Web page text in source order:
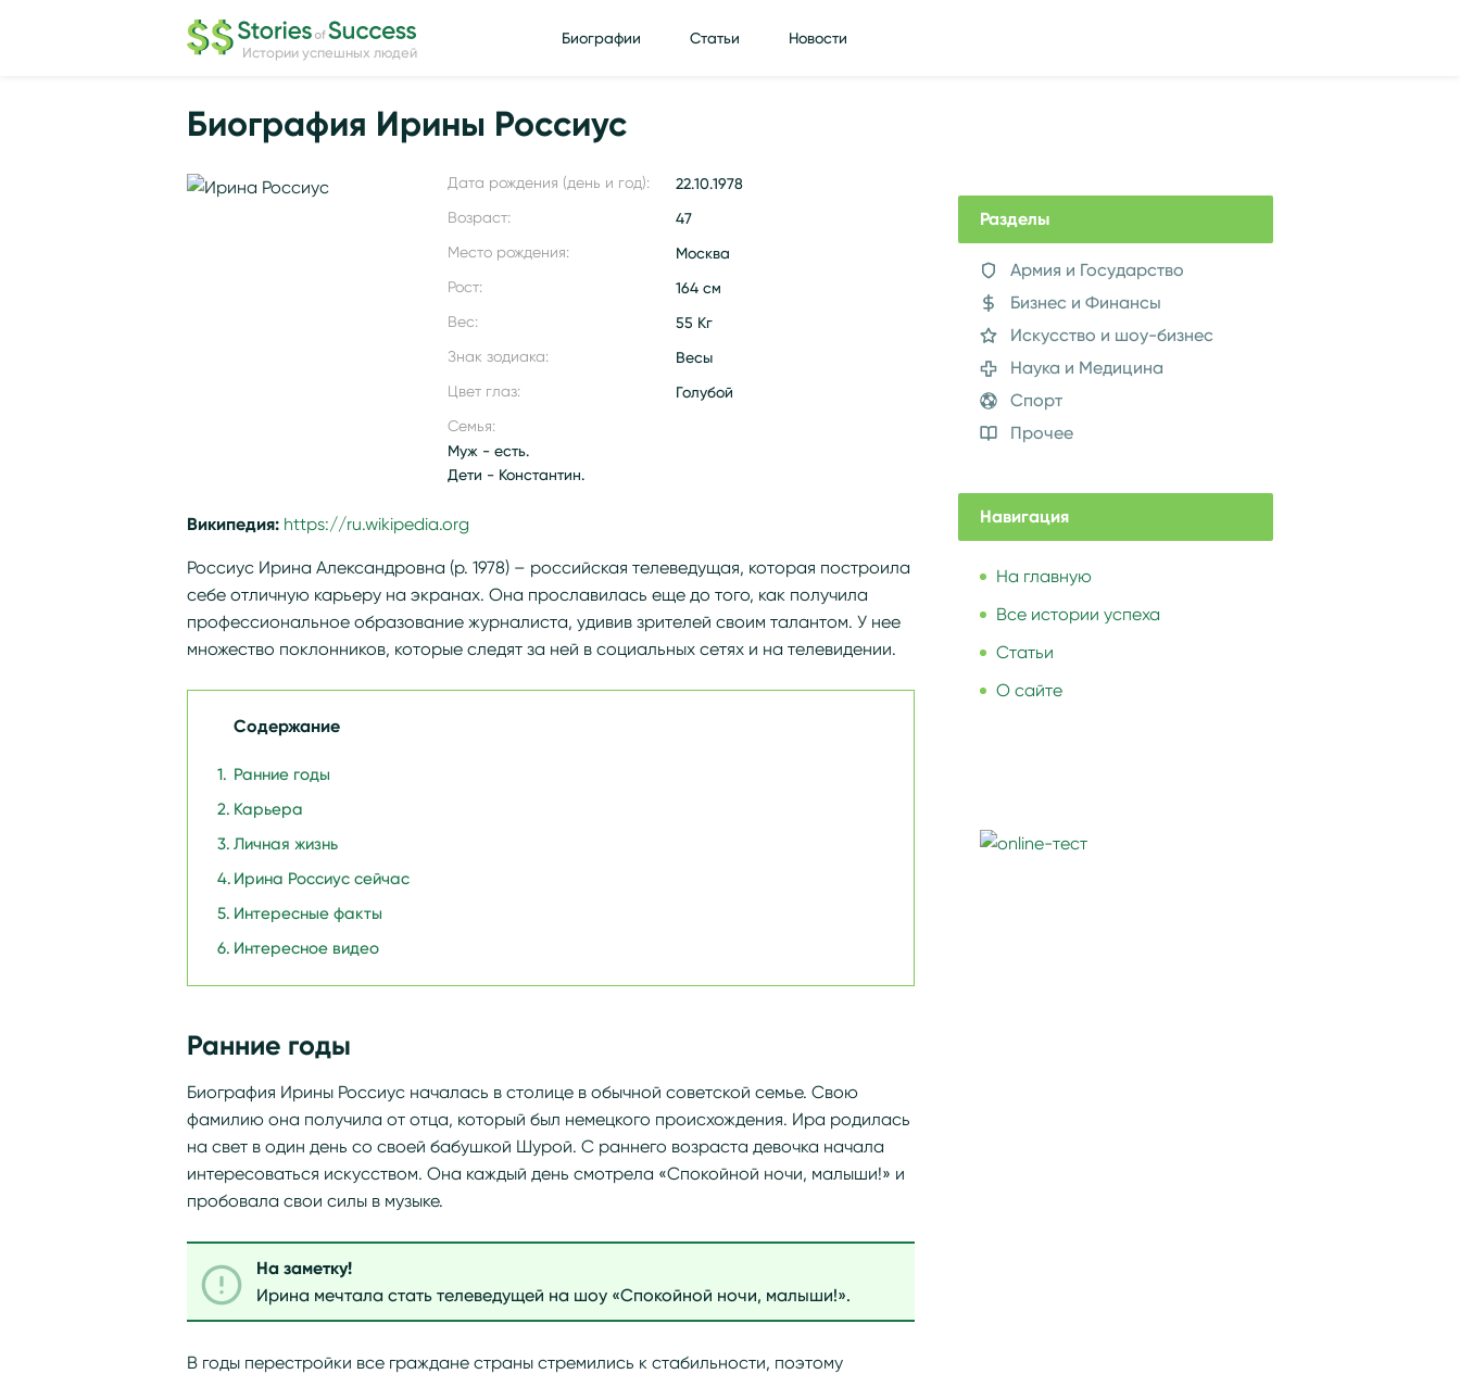
Истории успешных людей
Биографии Статьи Новости
Биография Ирины Россиус
Дата рождения (день и год): 22.10.1978
Возраст: 47
Место рождения: Москва
Рост: 164 см
Вес: 55 Кг
Знак зодиака: Весы
Цвет глаз: Голубой
Семья:
Муж - есть.
Дети - Константин.
Википедия: https://ru.wikipedia.org/wiki/Россиус,_Ирина_Александровна
Россиус Ирина Александровна (р. 1978) – российская телеведущая, которая построила
себе отличную карьеру на экранах. Она прославилась еще до того, как получила
профессиональное образование журналиста, удивив зрителей своим талантом. У нее
множество поклонников, которые следят за ней в социальных сетях и на телевидении.
Содержание
Ранние годы
Карьера
Личная жизнь
Ирина Россиус сейчас
Интересные факты
Интересное видео
Ранние годы
Биография Ирины Россиус началась в столице в обычной советской семье. Свою
фамилию она получила от отца, который был немецкого происхождения. Ира родилась
на свет в один день со своей бабушкой Шурой. С раннего возраста девочка начала
интересоваться искусством. Она каждый день смотрела «Спокойной ночи, малыши!» и
пробовала свои силы в музыке.
На заметку!
Ирина мечтала стать телеведущей на шоу «Спокойной ночи, малыши!».
В годы перестройки все граждане страны стремились к стабильности, поэтому
Разделы
Армия и Государство
Бизнес и Финансы
Искусство и шоу-бизнес
Наука и Медицина
Спорт
Прочее
Навигация
На главную
Все истории успеха
Статьи
О сайте